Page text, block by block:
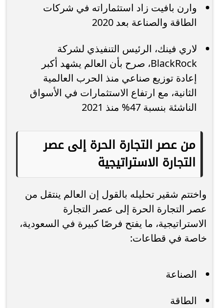
وارن بافيت زاد استثماراته في شركات
الطاقة والصناعة بعد 2020
لاري فينك، الرئيس التنفيذي لشركة
BlackRock، صرح بأن العالم يشهد أكبر
إعادة توزيع صناعي منذ الحرب العالمية
الثانية، مع ارتفاع الاستثمارات في الأسواق
الناشئة بنسبة 47% منذ 2021
من عصر التجارة الحرة إلى عصر
التجارة الاستراتيجية
واختتم شقير تحليله بالقول إن العالم ينتقل من
عصر التجارة الحرة إلى عصر التجارة
الاستراتيجية، ما يفتح فرصًا كبيرة في السعودية،
خاصة في قطاعات:
الصناعة
الطاقة